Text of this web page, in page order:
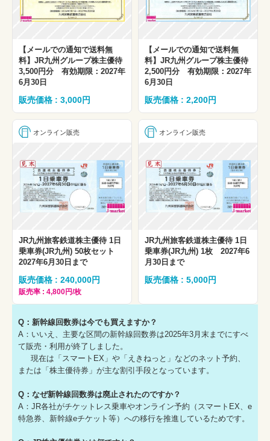
【メールでの通知で送料無
料】JR九州グループ株主優待
3,500円分 有効期限：2027年
6月30日
販売価格 : 3,000円
【メールでの通知で送料無
料】JR九州グループ株主優待
2,500円分 有効期限：2027年
6月30日
販売価格 : 2,200円
オンライン販売
JR九州旅客鉄道株主優待 1日
乗車券(JR九州) 50枚セット
2027年6月30日まで
販売価格 : 240,000円
販売率 : 4,800円/枚
オンライン販売
JR九州旅客鉄道株主優待 1日
乗車券(JR九州) 1枚 2027年6
月30日まで
販売価格 : 5,000円
Q：新幹線回数券は今でも買えますか？
A：いいえ、主要な区間の新幹線回数券は2025年3月末までにすべ
て販売・利用が終了しました。
現在は「スマートEX」や「えきねっと」などのネット予約、
または「株主優待券」が主な割引手段となっています。
Q：なぜ新幹線回数券は廃止されたのですか？
A：JR各社がチケットレス乗車やオンライン予約（スマートEX、e
特急券、新幹線eチケット等）への移行を推進しているためです。